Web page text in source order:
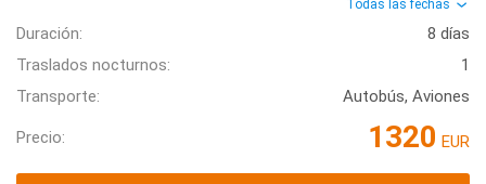
Todas las fechas
Duración:
8 días
Traslados nocturnos:
1
Transporte:
Autobús, Aviones
Precio: 1320 EUR